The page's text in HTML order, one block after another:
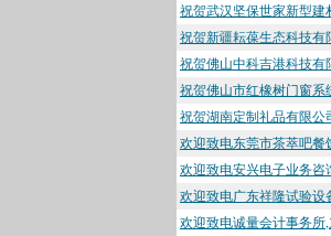
祝贺武汉坚保世家新型建
祝贺新疆耘葆生态科技有
祝贺佛山中科吉港科技有
祝贺佛山市红橡树门窗系
祝贺湖南定制礼品有限公
欢迎致电东莞市茶萃吧餐
欢迎致电安兴电子业务咨
欢迎致电广东祥隆试验设
欢迎致电诚量会计事务所